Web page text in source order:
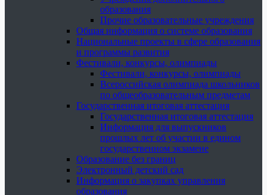
образования
Прочие образовательные учреждения
Общая информация о системе образования
Национальные проекты в сфере образования
и программы развития
Фестивали, конкурсы, олимпиады
Фестивали, конкурсы, олимпиады
Всероссийская олимпиада школьников
по общеобразовательным предметам
Государственная итоговая аттестация
Государственная итоговая аттестация
Информация для выпускников
прошлых лет об участии в едином
государственном экзамене
Образование без границ
Электронный детский сад
Информация о закупках управления
образования